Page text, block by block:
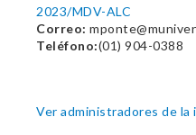
2023/MDV-ALC
Correo:
Teléfono:(01) 904-0388
Ver administradores de la